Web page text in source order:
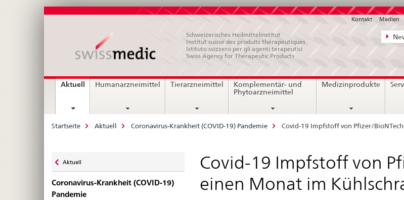
News,
Kontakt Medien
Schweizerisches Heilmittelinstitut
Institut suisse des produits thérapeutiques
Istituto svizzero per gli agenti terapeutici
Swiss Agency for Therapeutic Products
Hauptnavigation
Aktuell current
Humanarzneimittel Tierarzneimittel
Komplementär- und
Phytoarzneimittel
Medizinprodukte
Breadcrumb
Startseite Aktuell Coronavirus-Krankheit (COVID-19) Pandemie Covid-19 Impfstoff von Pfizer/
zu
Aktuell
Coronavirus-Krankheit (COVID-19)
Pandemie
Covid-19 Impfstoff von
einen Monat im